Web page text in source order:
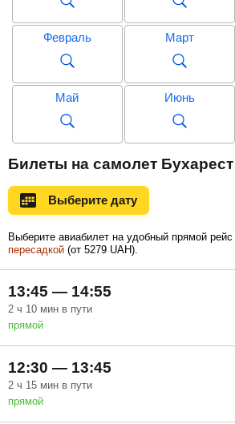
Февраль Март
Май Июнь
Сентябрь
Ноябрь
Билеты на самолет
Выберите дату
Выберите авиабилет на удобный прямой рейс
пересадкой (от 5279 UAH).
13:45 — 14:55
2 ч 10 мин в пути
прямой
12:30 — 13:45
2 ч 15 мин в пути
прямой